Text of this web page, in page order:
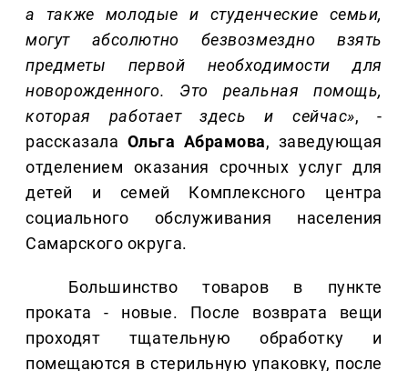
а также молодые и студенческие семьи,
могут абсолютно безвозмездно взять
предметы первой необходимости для
новорожденного. Это реальная помощь,
которая работает здесь и сейчас», -
рассказала Ольга Абрамова, заведующая
отделением оказания срочных услуг для
детей и семей Комплексного центра
социального обслуживания населения
Самарского округа.
Большинство товаров в пункте
проката - новые. После возврата вещи
проходят тщательную обработку и
помещаются в стерильную упаковку, после